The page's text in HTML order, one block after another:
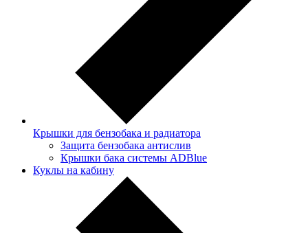
Крышки для бензобака и радиатора
Защита бензобака антислив
Крышки бака системы ADBlue
Куклы на кабину